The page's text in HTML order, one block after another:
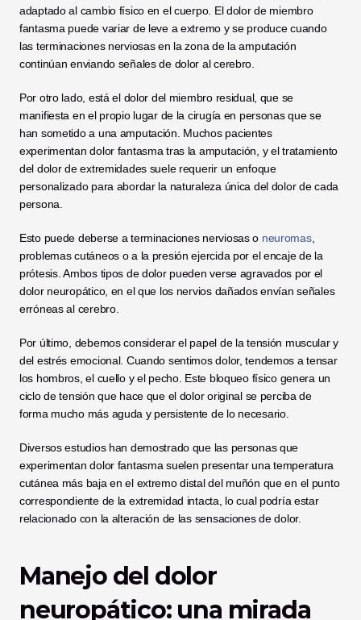
adaptado al cambio físico en el cuerpo. El dolor de miembro
fantasma puede variar de leve a extremo y se produce cuando
las terminaciones nerviosas en la zona de la amputación
continúan enviando señales de dolor al cerebro.
Por otro lado, está el dolor del miembro residual, que se
manifiesta en el propio lugar de la cirugía en personas que se
han sometido a una amputación. Muchos pacientes
experimentan dolor fantasma tras la amputación, y el tratamiento
del dolor de extremidades suele requerir un enfoque
personalizado para abordar la naturaleza única del dolor de cada
persona.
Esto puede deberse a terminaciones nerviosas o neuromas,
problemas cutáneos o a la presión ejercida por el encaje de la
prótesis. Ambos tipos de dolor pueden verse agravados por el
dolor neuropático, en el que los nervios dañados envían señales
erróneas al cerebro.
Por último, debemos considerar el papel de la tensión muscular y
del estrés emocional. Cuando sentimos dolor, tendemos a tensar
los hombros, el cuello y el pecho. Este bloqueo físico genera un
ciclo de tensión que hace que el dolor original se perciba de
forma mucho más aguda y persistente de lo necesario.
Diversos estudios han demostrado que las personas que
experimentan dolor fantasma suelen presentar una temperatura
cutánea más baja en el extremo distal del muñón que en el punto
correspondiente de la extremidad intacta, lo cual podría estar
relacionado con la alteración de las sensaciones de dolor.
Manejo del dolor
neuropático: una mirada